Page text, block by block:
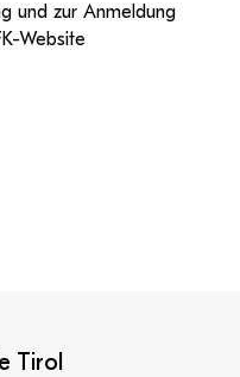
und zur Anmeldung
Website
Tirol